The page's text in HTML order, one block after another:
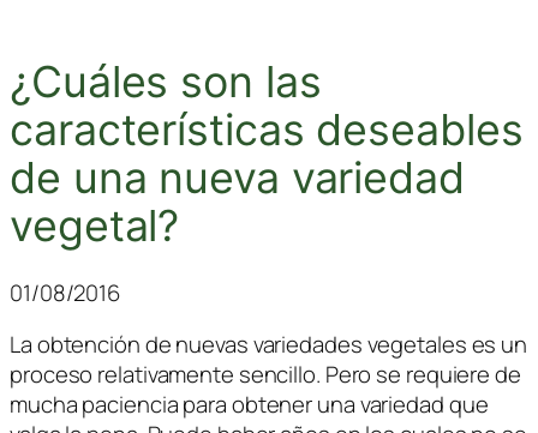
¿Cuáles son las
características deseables
de una nueva variedad
vegetal?
01/08/2016
La obtención de nuevas variedades vegetales es un
proceso relativamente sencillo. Pero se requiere de
mucha paciencia para obtener una variedad que